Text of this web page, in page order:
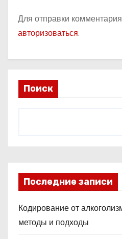
Для отправки
авторизоваться.
Поиск
Последние записи
Кодирование от
методы и подходы